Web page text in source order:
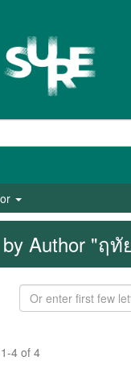
Author "ฤทั
4 of 4